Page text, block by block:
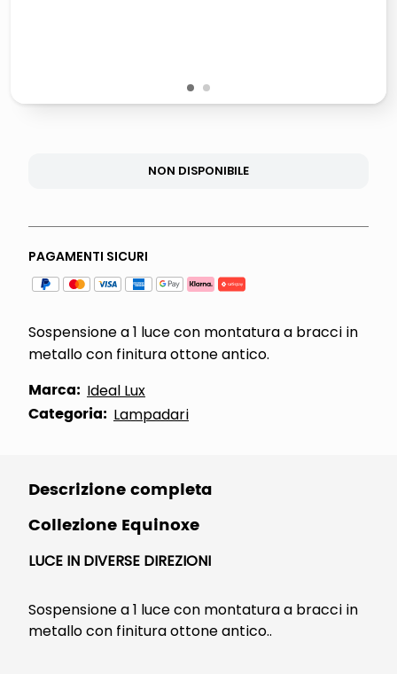
1 2
NON DISPONIBILE
PAGAMENTI SICURI
Sospensione a 1 luce con montatura a bracci in
metallo con finitura ottone antico.
Marca: Ideal Lux
Categoria: Lampadari
Descrizione completa
Collezione Equinoxe
LUCE IN DIVERSE DIREZIONI
Sospensione a 1 luce con montatura a bracci in
metallo con finitura ottone antico..